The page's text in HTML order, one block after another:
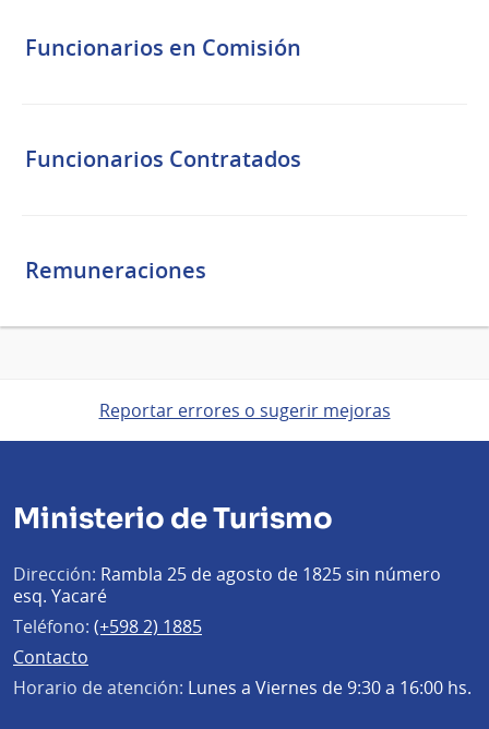
Funcionarios en Comisión
Funcionarios Contratados
Remuneraciones
Reportar errores o sugerir mejoras
Ministerio de Turismo
Dirección: Rambla 25 de agosto de 1825 sin número
esq. Yacaré
Teléfono: (+598 2) 1885
Contacto
Horario de atención: Lunes a Viernes de 9:30 a 16:00 hs.